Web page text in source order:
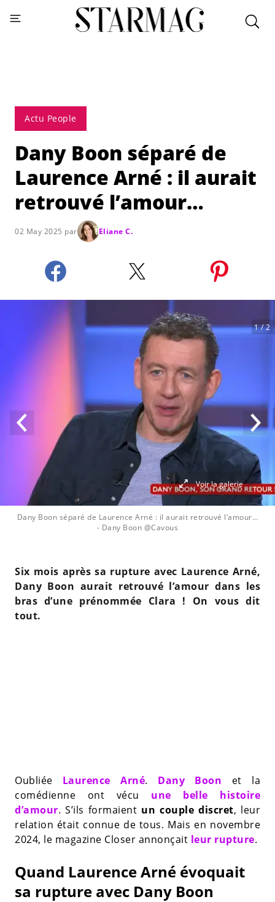
Actu People
Dany Boon séparé de
Laurence Arné : il aurait
retrouvé l’amour…
02 May 2025 par Eliane C.
Dany Boon séparé de Laurence Arné : il aurait retrouvé l’amour…
- Dany Boon @Cavous
1 / 2
Voir la galerie
Six mois après sa rupture avec Laurence Arné,
Dany Boon aurait retrouvé l’amour dans les
bras d’une prénommée Clara ! On vous dit
tout.
Oubliée Laurence Arné. Dany Boon et la
comédienne ont vécu une belle histoire
d’amour. S’ils formaient un couple discret, leur
relation était connue de tous. Mais en novembre
2024, le magazine Closer annonçait leur rupture.
Quand Laurence Arné évoquait
sa rupture avec Dany Boon